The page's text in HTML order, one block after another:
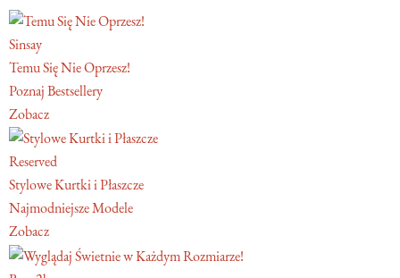
Sinsay
Temu Się Nie Oprzesz!
Poznaj Bestsellery
Zobacz
Reserved
Stylowe Kurtki i Płaszcze
Najmodniejsze Modele
Zobacz